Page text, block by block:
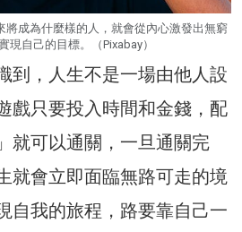
將成為什麼樣的人，就會從內心激發出無窮
現自己的目標。（Pixabay）
到，人生不是一場由他人設
戲只要投入時間和金錢，配
就可以通關，一旦通關完
就會立即面臨無路可走的境
自我的旅程，路要靠自己一